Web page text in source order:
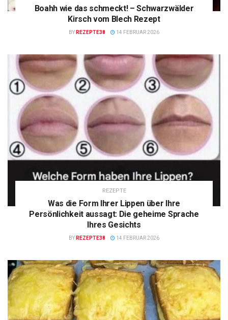
Boahh wie das schmeckt! – Schwarzwälder
Kirsch vom Blech Rezept
BY REZEPTE38 14 FEBRUAR 2026
REZEPTE
Was die Form Ihrer Lippen über Ihre
Persönlichkeit aussagt: Die geheime Sprache
Ihres Gesichts
BY REZEPTE38 14 FEBRUAR 2026